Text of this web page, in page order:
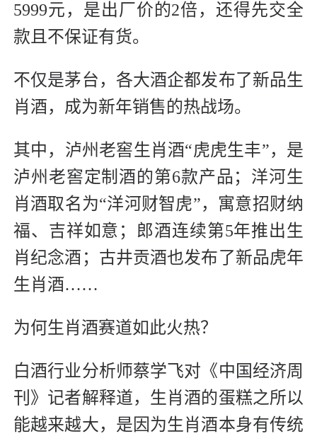
5999元，是出厂价的2倍，还得先交全
款且不保证有货。
不仅是茅台，各大酒企都发布了新品生
肖酒，成为新年销售的热战场。
其中，泸州老窖生肖酒“虎虎生丰”，是
泸州老窖定制酒的第6款产品；洋河生
肖酒取名为“洋河财智虎”，寓意招财纳
福、吉祥如意；郎酒连续第5年推出生
肖纪念酒；古井贡酒也发布了新品虎年
生肖酒……
为何生肖酒赛道如此火热？
白酒行业分析师蔡学飞对《中国经济周
刊》记者解释道，生肖酒的蛋糕之所以
能越来越大，是因为生肖酒本身有传统